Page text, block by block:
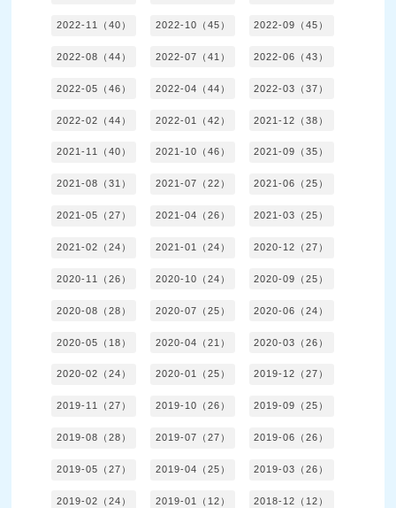
2022-11（40） 2022-10（45） 2022-09（45）
2022-08（44） 2022-07（41） 2022-06（43）
2022-05（46） 2022-04（44） 2022-03（37）
2022-02（44） 2022-01（42） 2021-12（38）
2021-11（40） 2021-10（46） 2021-09（35）
2021-08（31） 2021-07（22） 2021-06（25）
2021-05（27） 2021-04（26） 2021-03（25）
2021-02（24） 2021-01（24） 2020-12（27）
2020-11（26） 2020-10（24） 2020-09（25）
2020-08（28） 2020-07（25） 2020-06（24）
2020-05（18） 2020-04（21） 2020-03（26）
2020-02（24） 2020-01（25） 2019-12（27）
2019-11（27） 2019-10（26） 2019-09（25）
2019-08（28） 2019-07（27） 2019-06（26）
2019-05（27） 2019-04（25） 2019-03（26）
2019-02（24） 2019-01（12） 2018-12（12）